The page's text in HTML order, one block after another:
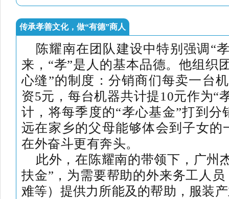
传承孝善文化，做“有德”商人
陈耀南在团队建设中特别强调“
来，“孝”是人的基本品德。他组织
心缝”的制度：分销商们每卖一台
资5元，每台机器共计提10元作为“
计，将每季度的“孝心基金”打到分
远在家乡的父母能够体会到子女的
在外奋斗更有奔头。
此外，在陈耀南的带领下，广州
扶金”，为需要帮助的外来务工人
难等）提供力所能及的帮助，服装